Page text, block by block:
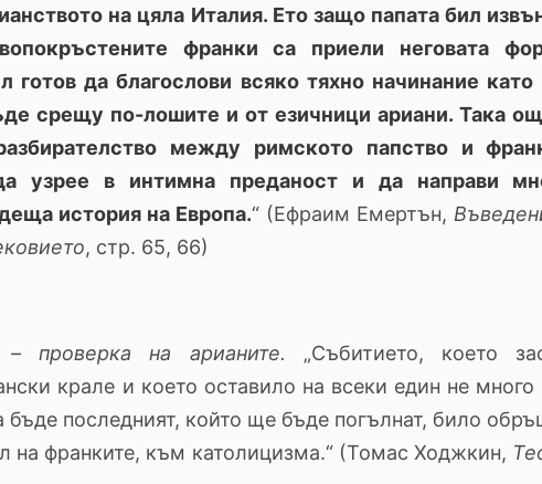
на цяла Италия. Ето защо папата бил
франки са приели неговата
готов да благослови всяко тяхно начинание
срещу по-лошите и от езичници ариани. Така
между римското папство и
узрее в интимна преданост и да направи
история на Европа.“ (Ефраим Емертън,
, стр. 65, 66)
проверка на арианите. „Събитието, което
крале и което оставило на всеки един не много
последният, който ще бъде погълнат, било
на франките, към католицизма.“ (Томас Ходжкин,